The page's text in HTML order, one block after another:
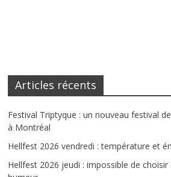
Articles récents
Festival Triptyque : un nouveau festival
à Montréal
Hellfest 2026 vendredi : température et
Hellfest 2026 jeudi : impossible de